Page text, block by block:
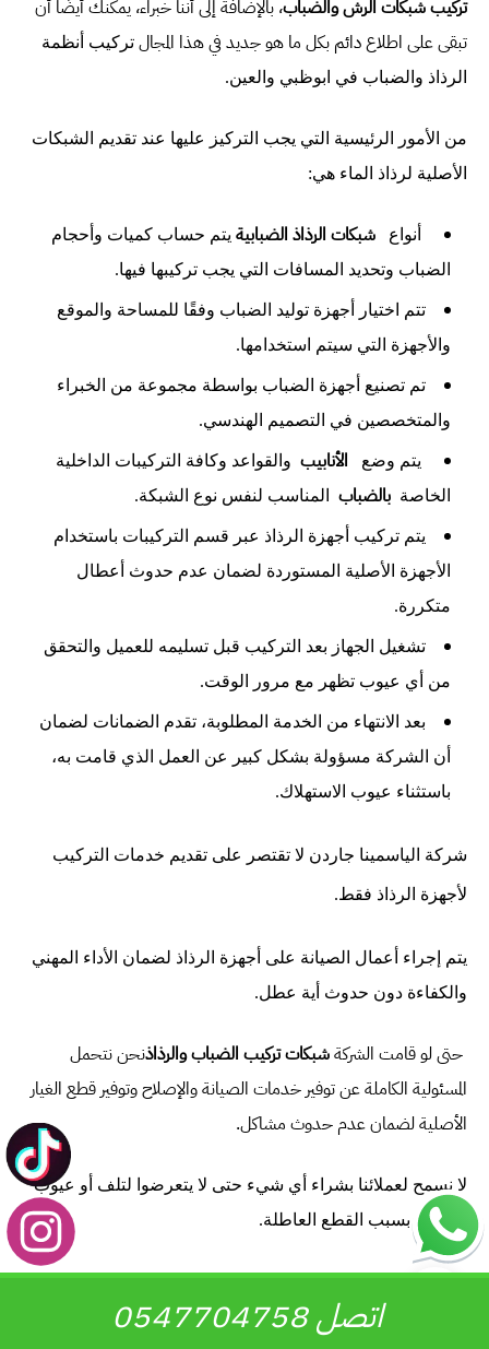
تركيب شبكات الرش والضباب، بالإضافة إلى أننا خبراء، يمكنك أيضًا أن
تبقى على اطلاع دائم بكل ما هو جديد في هذا المجال تركيب أنظمة
الرذاذ والضباب في ابوظبي والعين.
من الأمور الرئيسية التي يجب التركيز عليها عند تقديم الشبكات
الأصلية لرذاذ الماء هي:
أنواع شبكات الرذاذ الضبابية يتم حساب كميات وأحجام
الضباب وتحديد المسافات التي يجب تركيبها فيها.
تتم اختيار أجهزة توليد الضباب وفقًا للمساحة والموقع
والأجهزة التي سيتم استخدامها.
تم تصنيع أجهزة الضباب بواسطة مجموعة من الخبراء
والمتخصصين في التصميم الهندسي.
يتم وضع الأنابيب والقواعد وكافة التركيبات الداخلية
الخاصة بالضباب المناسب لنفس نوع الشبكة.
يتم تركيب أجهزة الرذاذ عبر قسم التركيبات باستخدام
الأجهزة الأصلية المستوردة لضمان عدم حدوث أعطال
متكررة.
تشغيل الجهاز بعد التركيب قبل تسليمه للعميل والتحقق
من أي عيوب تظهر مع مرور الوقت.
بعد الانتهاء من الخدمة المطلوبة، تقدم الضمانات لضمان
أن الشركة مسؤولة بشكل كبير عن العمل الذي قامت به،
باستثناء عيوب الاستهلاك.
شركة الياسمينا جاردن لا تقتصر على تقديم خدمات التركيب
لأجهزة الرذاذ فقط.
يتم إجراء أعمال الصيانة على أجهزة الرذاذ لضمان الأداء المهني
والكفاءة دون حدوث أية عطل.
حتى لو قامت الشركةشبكات تركيب الضباب والرذاذنحن نتحمل
المسئولية الكاملة عن توفير خدمات الصيانة والإصلاح وتوفير قطع الغيار
الأصلية لضمان عدم حدوث مشاكل.
لا نسمح لعملائنا بشراء أي شيء حتى لا يتعرضوا لتلف أو عيوب
متكررة بسبب القطع العاطلة.
اتصل 0547704758